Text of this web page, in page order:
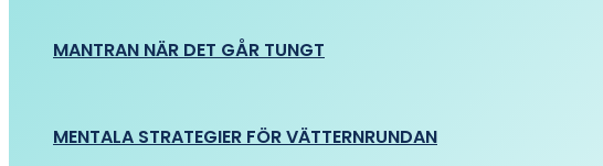
MANTRAN NÄR DET GÅR TUNGT
MENTALA STRATEGIER FÖR VÄTTERNRUNDAN